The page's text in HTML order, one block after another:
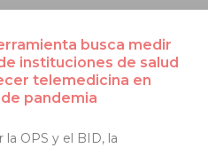
busca medir
instituciones de salud
telemedicina en
pandemia
la OPS y el BID, la